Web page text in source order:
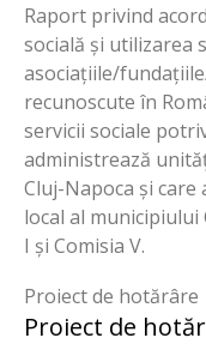
Raport privind
socială și utilizarea
asociațiile/
recunoscute în
servicii sociale
administrează
Cluj-Napoca și
local al municipiului
I și Comisia V.
Proiect de hotărâre
Proiect de